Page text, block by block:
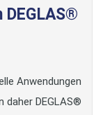
Anwendungen
daher DEGLAS®